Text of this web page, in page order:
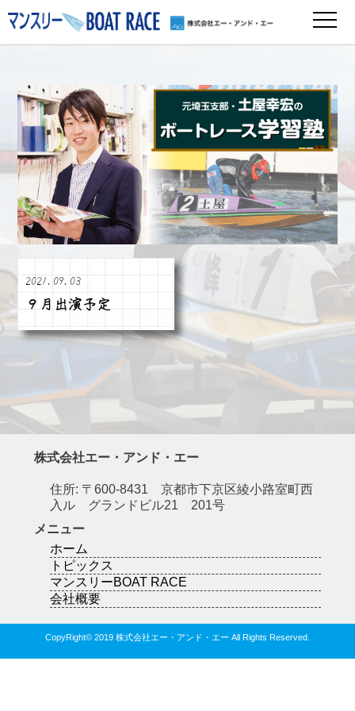
2021.09.03
９月出演予定
株式会社エー・アンド・エー
住所: 〒600-8431 京都市下京区綾小路室町西
入ル グランドビル21 201号
メニュー
ホーム
トピックス
マンスリーBOAT RACE
会社概要
CopyRight© 2019 株式会社エー・アンド・エー All Rights Reserved.